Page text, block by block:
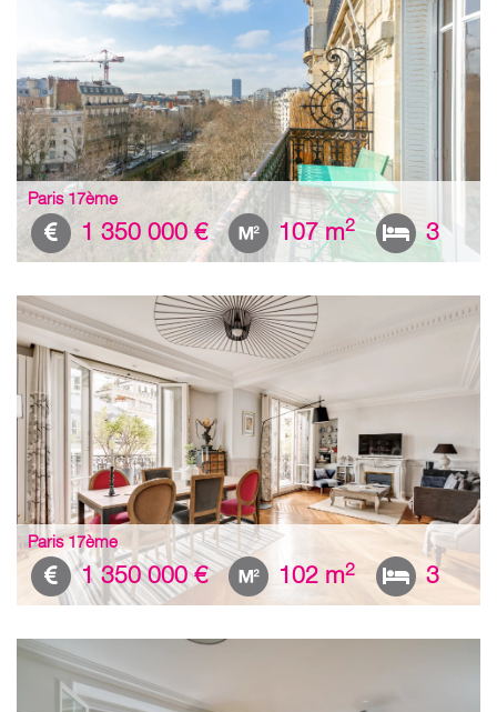
Paris 17ème
1 350 000 € 107 m2 3
Paris 17ème
1 350 000 € 102 m2 3